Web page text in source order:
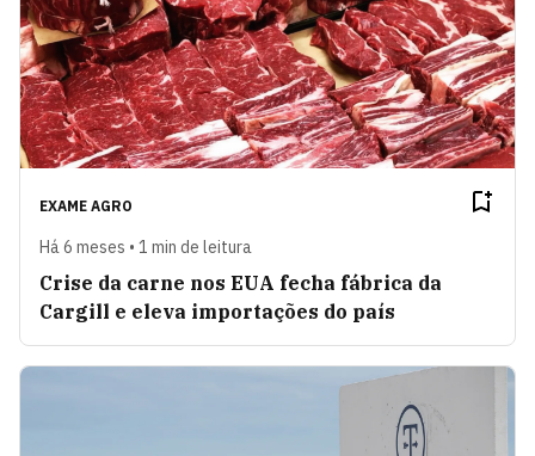
EXAME AGRO
Há 6 meses • 1 min de leitura
Crise da carne nos EUA fecha fábrica da
Cargill e eleva importações do país